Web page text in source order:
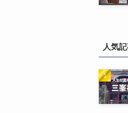
人気